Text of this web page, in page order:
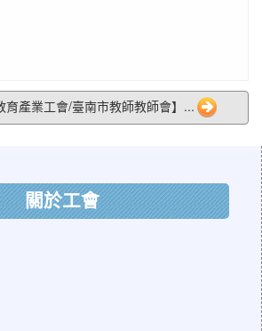
育產業工會/臺南市教師教師會】...
關於工會